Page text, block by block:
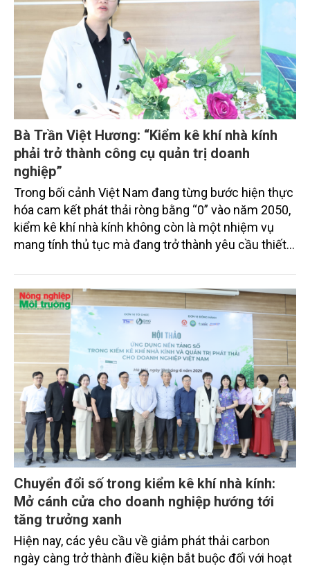
đang mở ra hướng đi mới, góp phần thúc đẩy kinh
tế tuần hoàn, giảm phát thải và nâng cao giá trị sản
xuất tại các vùng ngập mặn ven biển.
Bà Trần Việt Hương: “Kiểm kê khí nhà kính
phải trở thành công cụ quản trị doanh
nghiệp”
Trong bối cảnh Việt Nam đang từng bước hiện thực
hóa cam kết phát thải ròng bằng “0” vào năm 2050,
kiểm kê khí nhà kính không còn là một nhiệm vụ
mang tính thủ tục mà đang trở thành yêu cầu thiết
Trần Việt Hương, Giám đốc Công ty Cổ phần Giải
pháp Khí nhà kính Lead On GHG, để thích ứng với xu
thế phát triển xanh và các yêu cầu ngày càng khắt
khe của thị trường quốc tế, kiểm kê khí nhà kính cần
được nhìn nhận như một công cụ quản trị doanh
nghiệp, thay vì chỉ là hoạt động báo cáo đơn thuần.
Chuyển đổi số trong kiểm kê khí nhà kính:
Mở cánh cửa cho doanh nghiệp hướng tới
tăng trưởng xanh
Hiện nay, các yêu cầu về giảm phát thải carbon
ngày càng trở thành điều kiện bắt buộc đối với hoạt